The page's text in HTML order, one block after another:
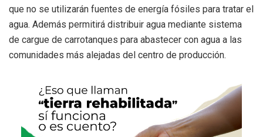
que no se utilizarán fuentes de energía fósiles para tratar el
agua. Además permitirá distribuir agua mediante sistema
de cargue de carrotanques para abastecer con agua a las
comunidades más alejadas del centro de producción.